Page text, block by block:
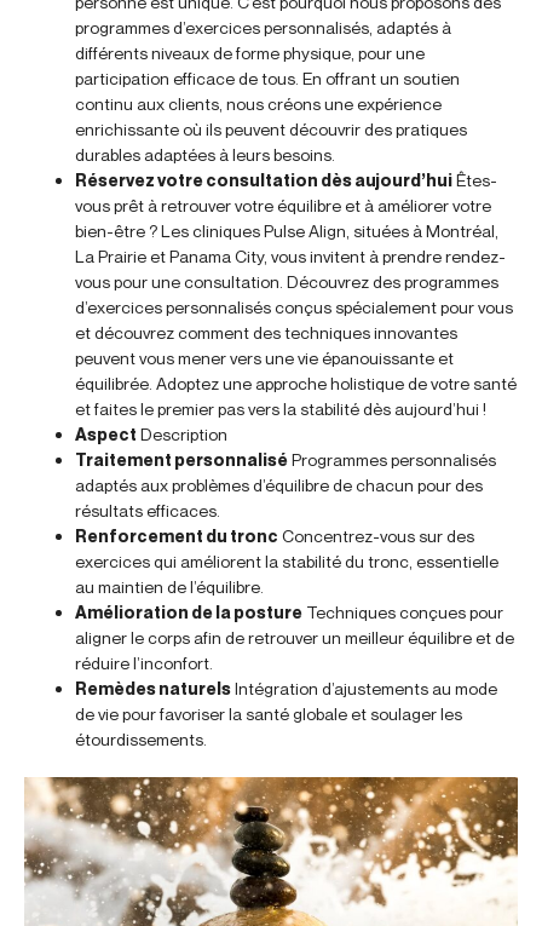
programmes d’exercices personnalisés, adaptés à
différents niveaux de forme physique, pour une
participation efficace de tous. En offrant un soutien
continu aux clients, nous créons une expérience
enrichissante où ils peuvent découvrir des pratiques
durables adaptées à leurs besoins.
Réservez votre consultation dès aujourd’huiÊtes-
vous prêt à retrouver votre équilibre et à améliorer votre
bien-être ? Les cliniques Pulse Align, situées à Montréal,
La Prairie et Panama City, vous invitent à prendre rendez-
vous pour une consultation. Découvrez des programmes
d’exercices personnalisés conçus spécialement pour vous
et découvrez comment des techniques innovantes
peuvent vous mener vers une vie épanouissante et
équilibrée. Adoptez une approche holistique de votre santé
et faites le premier pas vers la stabilité dès aujourd’hui !
Aspect Description
Traitement personnaliséProgrammes personnalisés
adaptés aux problèmes d’équilibre de chacun pour des
résultats efficaces.
Renforcement du tronc Concentrez-vous sur des
exercices qui améliorent la stabilité du tronc, essentielle
au maintien de l’équilibre.
Amélioration de la posture Techniques conçues pour
aligner le corps afin de retrouver un meilleur équilibre et de
réduire l’inconfort.
Remèdes naturelsIntégration d’ajustements au mode
de vie pour favoriser la santé globale et soulager les
étourdissements.